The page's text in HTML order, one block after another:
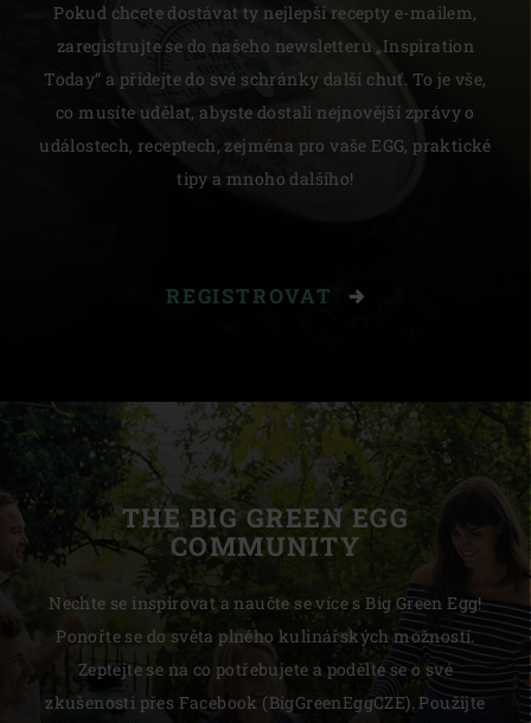
Pokud chcete dostávat ty nejlepší recepty e-mailem,
zaregistrujte se do našeho newsletteru „Inspiration
Today“ a přidejte do své schránky další chuť. To je vše,
co musíte udělat, abyste dostali nejnovější zprávy o
událostech, receptech, zejména pro vaše EGG, praktické
tipy a mnoho dalšího!
REGISTROVAT
THE BIG GREEN EGG
COMMUNITY
Nechte se inspirovat a naučte se více s Big Green Egg!
Ponořte se do světa plného kulinářských možností.
Zeptejte se na co potřebujete a podělte se o své
zkušenosti přes Facebook (BigGreenEggCZE). Použijte